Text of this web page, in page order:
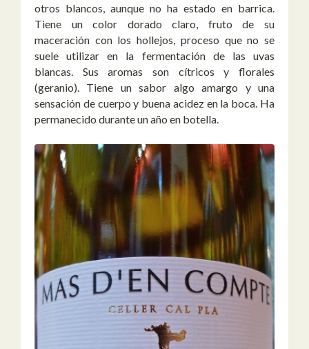
otros blancos, aunque no ha estado en barrica.
Tiene un color dorado claro, fruto de su
maceración con los hollejos, proceso que no se
suele utilizar en la fermentación de las uvas
blancas. Sus aromas son cítricos y florales
(geranio). Tiene un sabor algo amargo y una
sensación de cuerpo y buena acidez en la boca. Ha
permanecido durante un año en botella.